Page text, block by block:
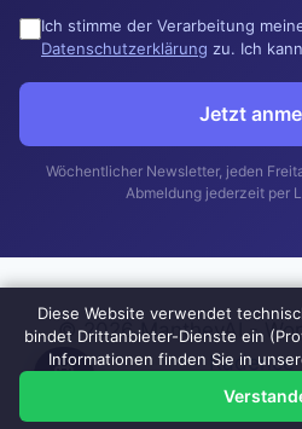
Ich stimme der Verarbeitung
Datenschutzerklärung zu. Ich
Jetzt
Wöchentlicher Newsletter, jeden
Abmeldung jederzeit per
© 2026 MantheyAI -
Kadence
Diese Website verwendet
bindet Drittanbieter-Dienste ein
Informationen finden Sie in